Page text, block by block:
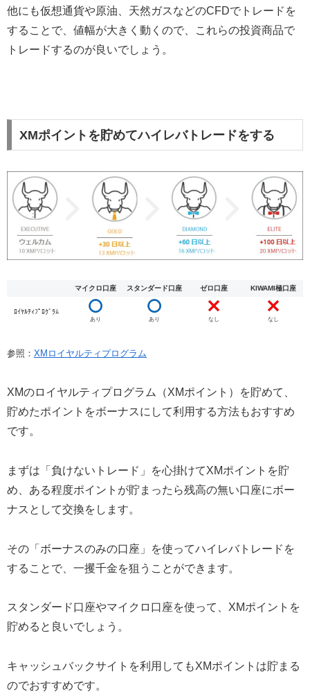
他にも仮想通貨や原油、天然ガスなどのCFDでトレードを
することで、値幅が大きく動くので、これらの投資商品で
トレードするのが良いでしょう。
XMポイントを貯めてハイレバトレードをする
マイクロ口座 スタンダード口座 ゼロ口座 KIWAMI極口座
ﾛｲﾔﾙﾃｨﾌﾟﾛｸﾞﾗﾑ
あり あり なし なし
参照： XMロイヤルティプログラム
XMのロイヤルティプログラム（XMポイント）を貯めて、
貯めたポイントをボーナスにして利用する方法もおすすめ
です。
まずは「負けないトレード」を心掛けてXMポイントを貯
め、ある程度ポイントが貯まったら残高の無い口座にボー
ナスとして交換をします。
その「ボーナスのみの口座」を使ってハイレバトレードを
することで、一攫千金を狙うことができます。
スタンダード口座やマイクロ口座を使って、XMポイントを
貯めると良いでしょう。
キャッシュバックサイトを利用してもXMポイントは貯まる
のでおすすめです。